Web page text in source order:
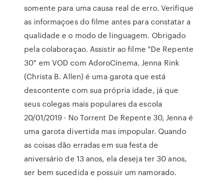
somente para uma causa real de erro. Verifique
as informaçoes do filme antes para constatar a
qualidade e o modo de linguagem. Obrigado
pela colaboraçao. Assistir ao filme "De Repente
30" em VOD com AdoroCinema. Jenna Rink
(Christa B. Allen) é uma garota que está
descontente com sua própria idade, já que
seus colegas mais populares da escola
20/01/2019 · No Torrent De Repente 30, Jenna é
uma garota divertida mas impopular. Quando
as coisas dão erradas em sua festa de
aniversário de 13 anos, ela deseja ter 30 anos,
ser bem sucedida e possuir um namorado.